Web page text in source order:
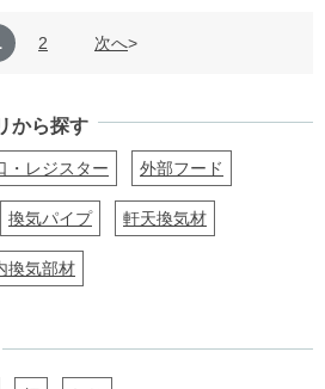
2 次へ
から探す
・レジスター 外部フード
換気パイプ 軒天換気材
換気部材